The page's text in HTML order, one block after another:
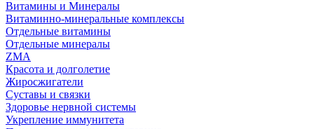
Витамины и Минералы
Витаминно-минеральные комплексы
Отдельные витамины
Отдельные минералы
ZMA
Красота и долголетие
Жиросжигатели
Суставы и связки
Здоровье нервной системы
Укрепление иммунитета